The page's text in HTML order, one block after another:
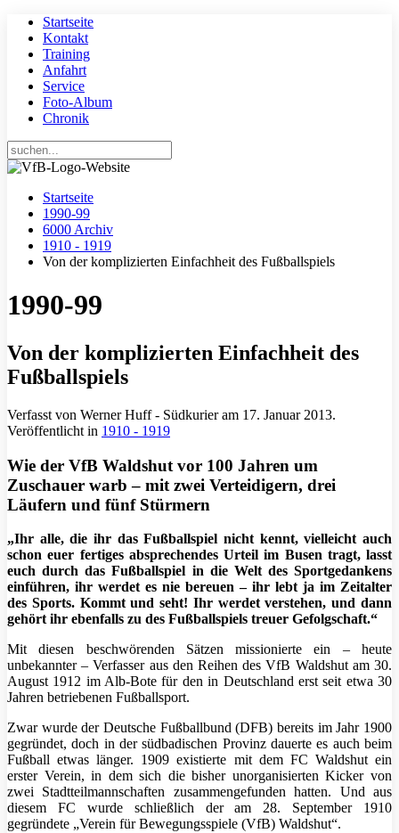
Startseite
Kontakt
Training
Anfahrt
Service
Foto-Album
Chronik
Startseite
1990-99
6000 Archiv
1910 - 1919
Von der komplizierten Einfachheit des Fußballspiels
1990-99
Von der komplizierten Einfachheit des
Fußballspiels
Verfasst von Werner Huff - Südkurier am 17. Januar 2013.
Veröffentlicht in 1910 - 1919
Wie der VfB Waldshut vor 100 Jahren um
Zuschauer warb – mit zwei Verteidigern, drei
Läufern und fünf Stürmern
„Ihr alle, die ihr das Fußballspiel nicht kennt, vielleicht auch
schon euer fertiges absprechendes Urteil im Busen tragt, lasst
euch durch das Fußballspiel in die Welt des Sportgedankens
einführen, ihr werdet es nie bereuen – ihr lebt ja im Zeitalter
des Sports. Kommt und seht! Ihr werdet verstehen, und dann
gehört ihr ebenfalls zu des Fußballspiels treuer Gefolgschaft.“
Mit diesen beschwörenden Sätzen missionierte ein – heute
unbekannter – Verfasser aus den Reihen des VfB Waldshut am 30.
August 1912 im Alb-Bote für den in Deutschland erst seit etwa 30
Jahren betriebenen Fußballsport.
Zwar wurde der Deutsche Fußballbund (DFB) bereits im Jahr 1900
gegründet, doch in der südbadischen Provinz dauerte es auch beim
Fußball etwas länger. 1909 existierte mit dem FC Waldshut ein
erster Verein, in dem sich die bisher unorganisierten Kicker von
zwei Stadtteilmannschaften zusammengefunden hatten. Und aus
diesem FC wurde schließlich der am 28. September 1910
gegründete „Verein für Bewegungsspiele (VfB) Waldshut“.